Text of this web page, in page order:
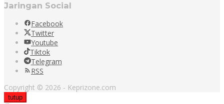
Jaringan Social
Facebook
Twitter
Youtube
Tiktok
Telegram
RSS
Copyright © 2026 - Keprizone.com
tutup